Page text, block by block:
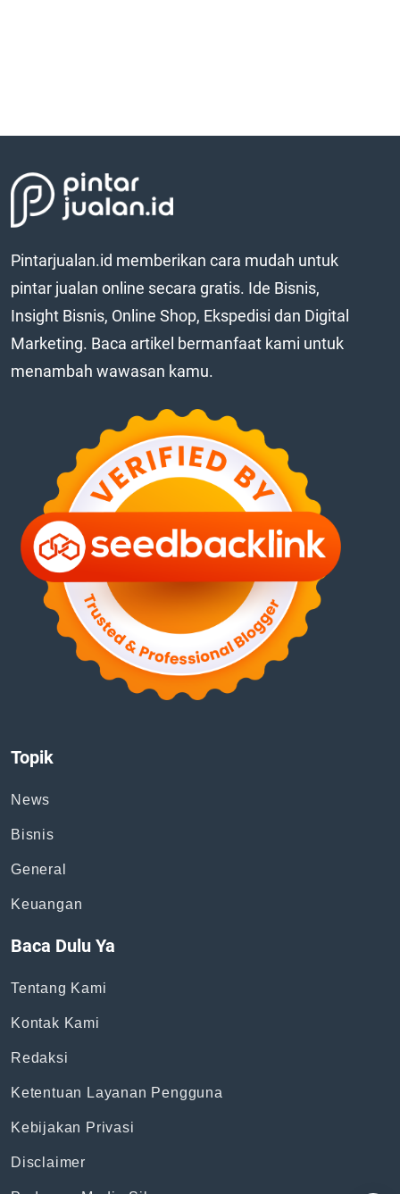
Pintarjualan.id memberikan cara mudah untuk
pintar jualan online secara gratis. Ide Bisnis,
Insight Bisnis, Online Shop, Ekspedisi dan Digital
Marketing. Baca artikel bermanfaat kami untuk
menambah wawasan kamu.
Topik
News
Bisnis
General
Keuangan
Baca Dulu Ya
Tentang Kami
Kontak Kami
Redaksi
Ketentuan Layanan Pengguna
Kebijakan Privasi
Disclaimer